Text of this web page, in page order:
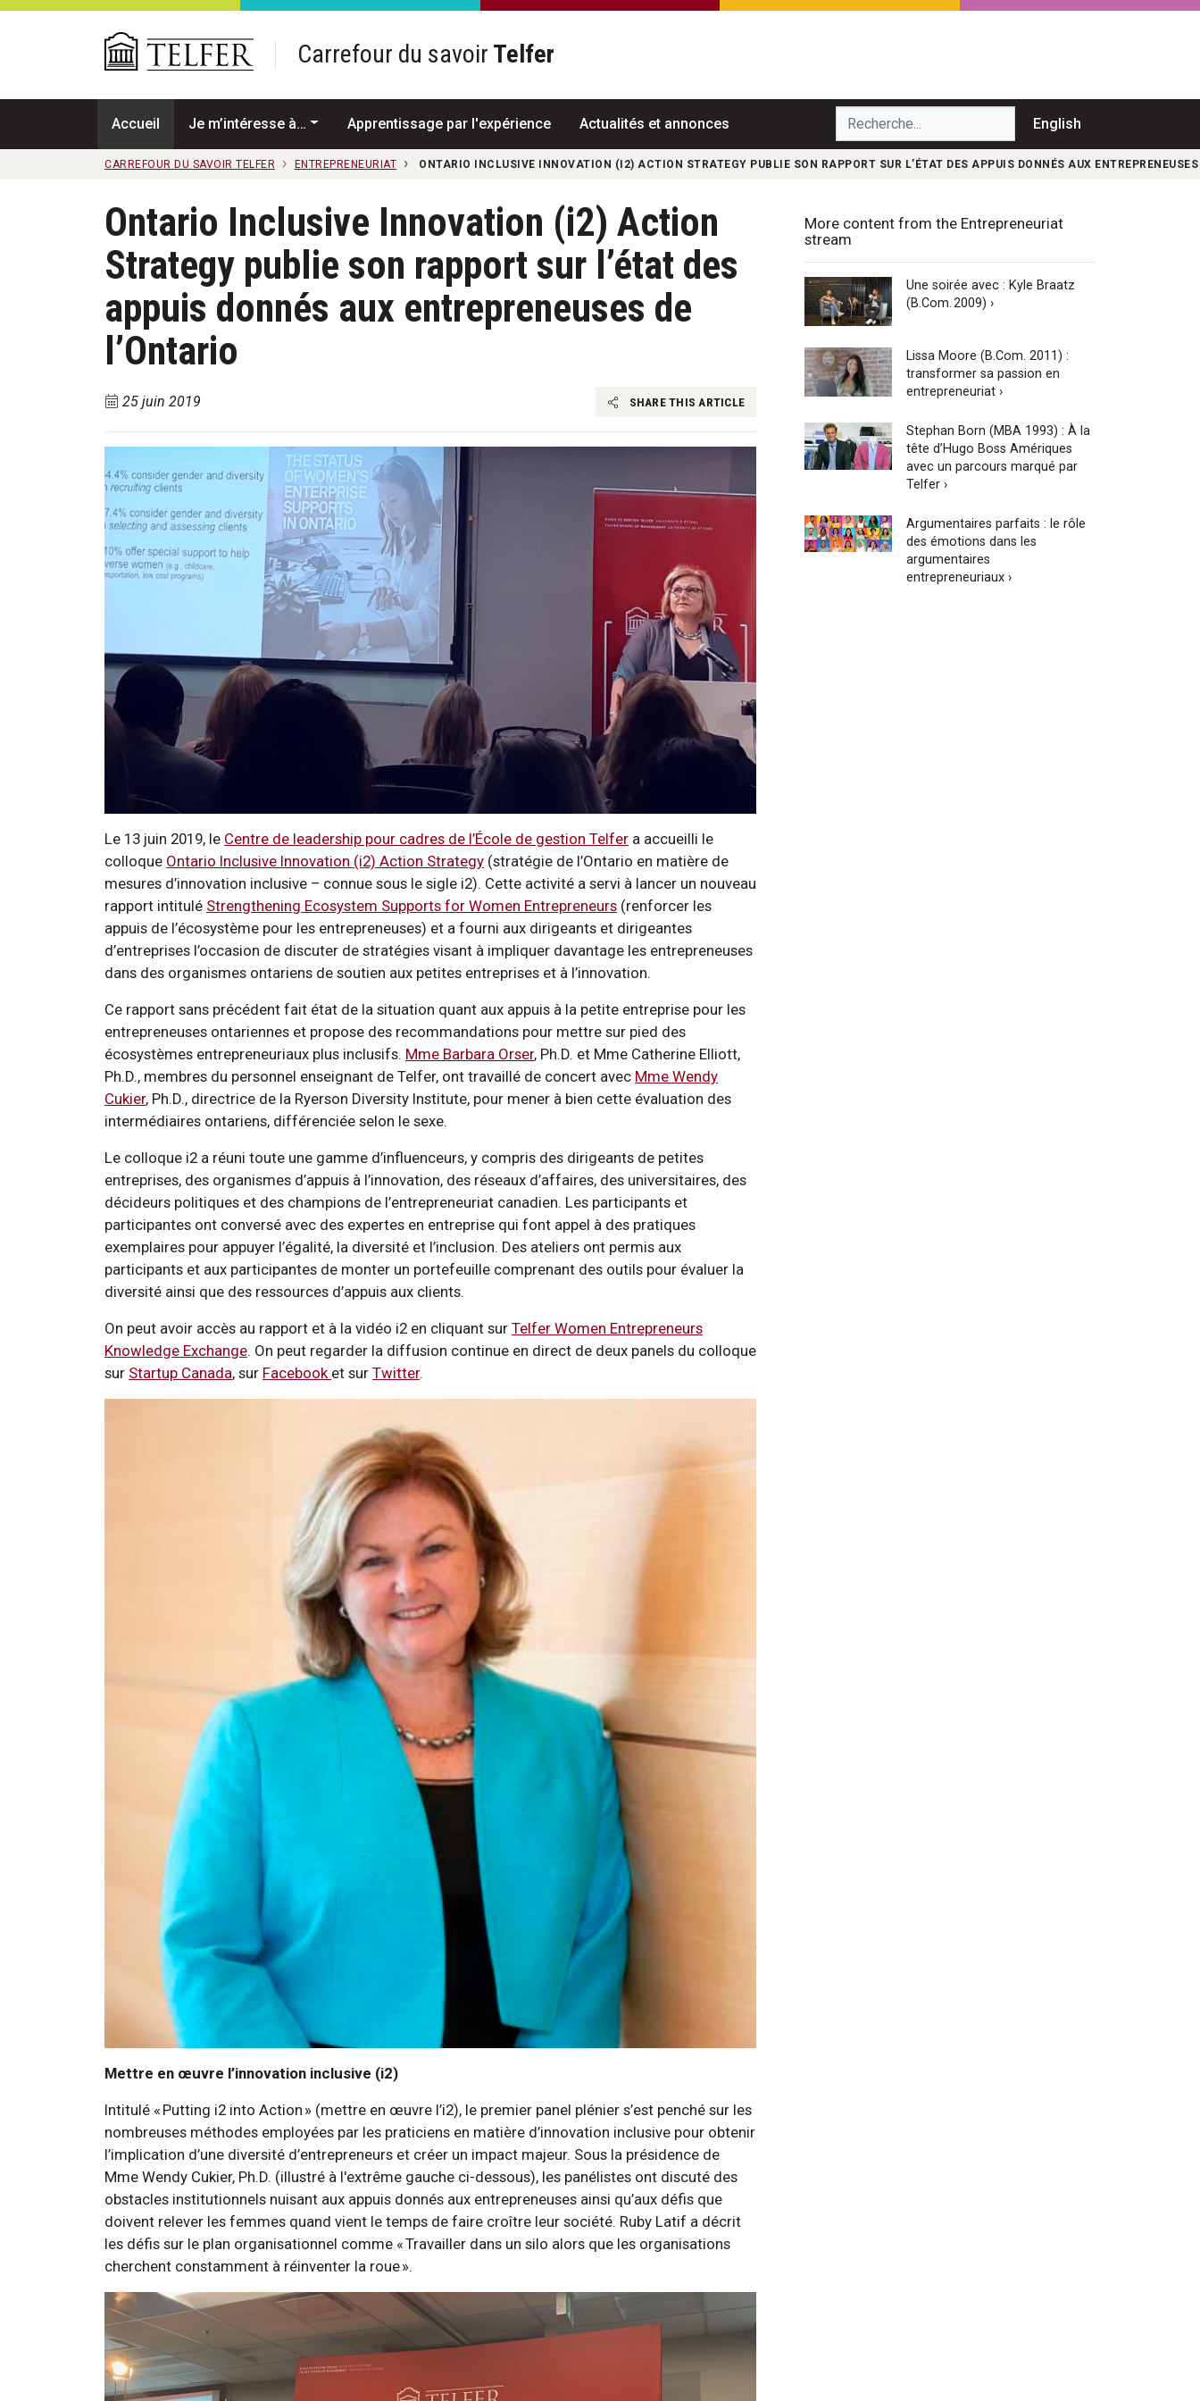
Passer au contenu principal
Carrefour du savoir Telfer
Accueil Je m’intéresse à… Apprentissage par l'expérience Actualités et annonces Recherche... English
CARREFOUR DU SAVOIR TELFER ENTREPRENEURIAT ONTARIO INCLUSIVE INNOVATION (I2) ACTION STRATEGY PUBLIE SON RAPPORT SUR L’ÉTAT DES APPUIS DONNÉS AUX ENTREPRENEUSES
Ontario Inclusive Innovation (i2) Action
Strategy publie son rapport sur l’état des
appuis donnés aux entrepreneuses de
l’Ontario
25 juin 2019 SHARE THIS ARTICLE
Le 13 juin 2019, le Centre de leadership pour cadres de l’École de gestion Telfer a accueilli le
colloque Ontario Inclusive Innovation (i2) Action Strategy (stratégie de l’Ontario en matière de
mesures d’innovation inclusive – connue sous le sigle i2). Cette activité a servi à lancer un nouveau
rapport intitulé Strengthening Ecosystem Supports for Women Entrepreneurs (renforcer les
appuis de l’écosystème pour les entrepreneuses) et a fourni aux dirigeants et dirigeantes
d’entreprises l’occasion de discuter de stratégies visant à impliquer davantage les entrepreneuses
dans des organismes ontariens de soutien aux petites entreprises et à l’innovation.
Ce rapport sans précédent fait état de la situation quant aux appuis à la petite entreprise pour les
entrepreneuses ontariennes et propose des recommandations pour mettre sur pied des
écosystèmes entrepreneuriaux plus inclusifs. Mme Barbara Orser, Ph.D. et Mme Catherine Elliott,
Ph.D., membres du personnel enseignant de Telfer, ont travaillé de concert avec Mme Wendy
Cukier, Ph.D., directrice de la Ryerson Diversity Institute, pour mener à bien cette évaluation des
intermédiaires ontariens, différenciée selon le sexe.
Le colloque i2 a réuni toute une gamme d’influenceurs, y compris des dirigeants de petites
entreprises, des organismes d’appuis à l’innovation, des réseaux d’affaires, des universitaires, des
décideurs politiques et des champions de l’entrepreneuriat canadien. Les participants et
participantes ont conversé avec des expertes en entreprise qui font appel à des pratiques
exemplaires pour appuyer l’égalité, la diversité et l’inclusion. Des ateliers ont permis aux
participants et aux participantes de monter un portefeuille comprenant des outils pour évaluer la
diversité ainsi que des ressources d’appuis aux clients.
On peut avoir accès au rapport et à la vidéo i2 en cliquant sur Telfer Women Entrepreneurs
Knowledge Exchange. On peut regarder la diffusion continue en direct de deux panels du colloque
sur Startup Canada, sur Facebook et sur Twitter.
Mettre en œuvre l’innovation inclusive (i2)
Intitulé « Putting i2 into Action » (mettre en œuvre l’i2), le premier panel plénier s’est penché sur les
nombreuses méthodes employées par les praticiens en matière d’innovation inclusive pour obtenir
l’implication d’une diversité d’entrepreneurs et créer un impact majeur. Sous la présidence de
Mme Wendy Cukier, Ph.D. (illustré à l'extrême gauche ci-dessous), les panélistes ont discuté des
obstacles institutionnels nuisant aux appuis donnés aux entrepreneuses ainsi qu’aux défis que
doivent relever les femmes quand vient le temps de faire croître leur société. Ruby Latif a décrit
les défis sur le plan organisationnel comme « Travailler dans un silo alors que les organisations
cherchent constamment à réinventer la roue ».
More content from the Entrepreneuriat
stream
Une soirée avec : Kyle Braatz
(B.Com. 2009) ›
Lissa Moore (B.Com. 2011) :
transformer sa passion en
entrepreneuriat ›
Stephan Born (MBA 1993) : À la
tête d’Hugo Boss Amériques
avec un parcours marqué par
Telfer ›
Argumentaires parfaits : le rôle
des émotions dans les
argumentaires
entrepreneuriaux ›